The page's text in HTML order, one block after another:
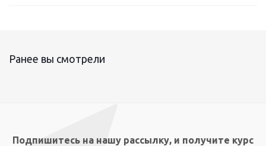
Ранее вы смотрели
Подпишитесь на нашу рассылку, и получите курс